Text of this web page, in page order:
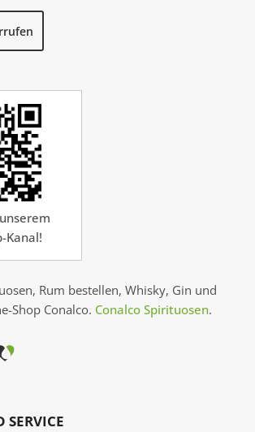
Kanal!
Rum bestellen, Whisky, Gin und
Shop Conalco. Conalco Spirituosen.